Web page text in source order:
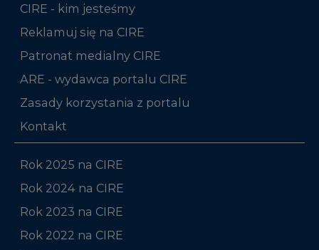
CIRE - kim jesteśmy
Reklamuj się na CIRE
Patronat medialny CIRE
ARE - wydawca portalu CIRE
Zasady korzystania z portalu
Kontakt
Rok 2025 na CIRE
Rok 2024 na CIRE
Rok 2023 na CIRE
Rok 2022 na CIRE